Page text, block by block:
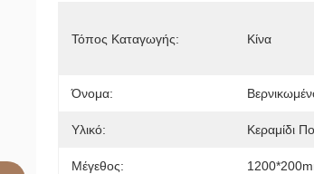
Τόπος Καταγωγής: Κίνα
Όνομα:
Υλικό: Κεραμίδι
Μέγεθος: